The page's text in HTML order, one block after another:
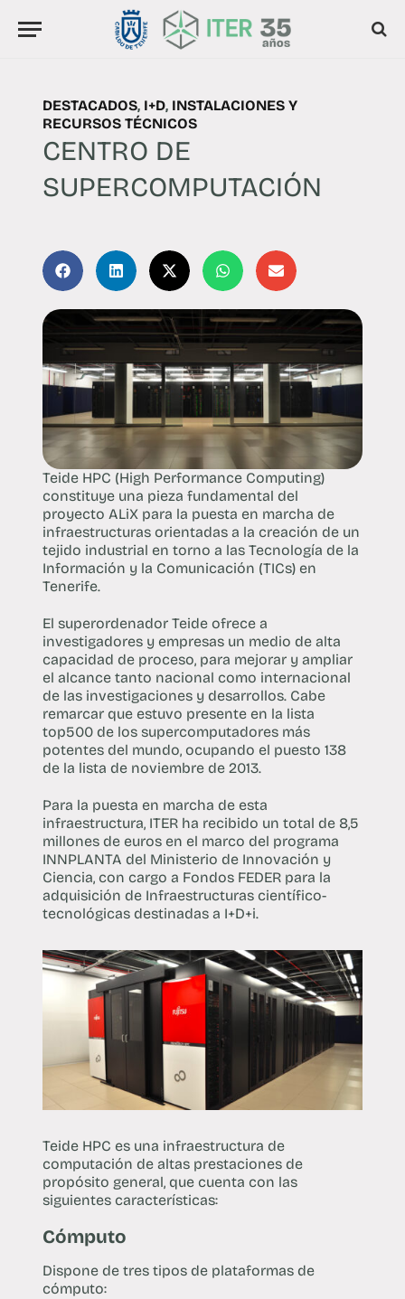
DESTACADOS, I+D, INSTALACIONES Y
RECURSOS TÉCNICOS
CENTRO DE
SUPERCOMPUTACIÓN
Teide HPC (High Performance Computing)
constituye una pieza fundamental del
proyecto ALiX para la puesta en marcha de
infraestructuras orientadas a la creación de un
tejido industrial en torno a las Tecnología de la
Información y la Comunicación (TICs) en
Tenerife.
El superordenador Teide ofrece a
investigadores y empresas un medio de alta
capacidad de proceso, para mejorar y ampliar
el alcance tanto nacional como internacional
de las investigaciones y desarrollos. Cabe
remarcar que estuvo presente en la lista
top500 de los supercomputadores más
potentes del mundo, ocupando el puesto 138
de la lista de noviembre de 2013.
Para la puesta en marcha de esta
infraestructura, ITER ha recibido un total de 8,5
millones de euros en el marco del programa
INNPLANTA del Ministerio de Innovación y
Ciencia, con cargo a Fondos FEDER para la
adquisición de Infraestructuras científico-
tecnológicas destinadas a I+D+i.
Teide HPC es una infraestructura de
computación de altas prestaciones de
propósito general, que cuenta con las
siguientes características:
Cómputo
Dispone de tres tipos de plataformas de
cómputo: